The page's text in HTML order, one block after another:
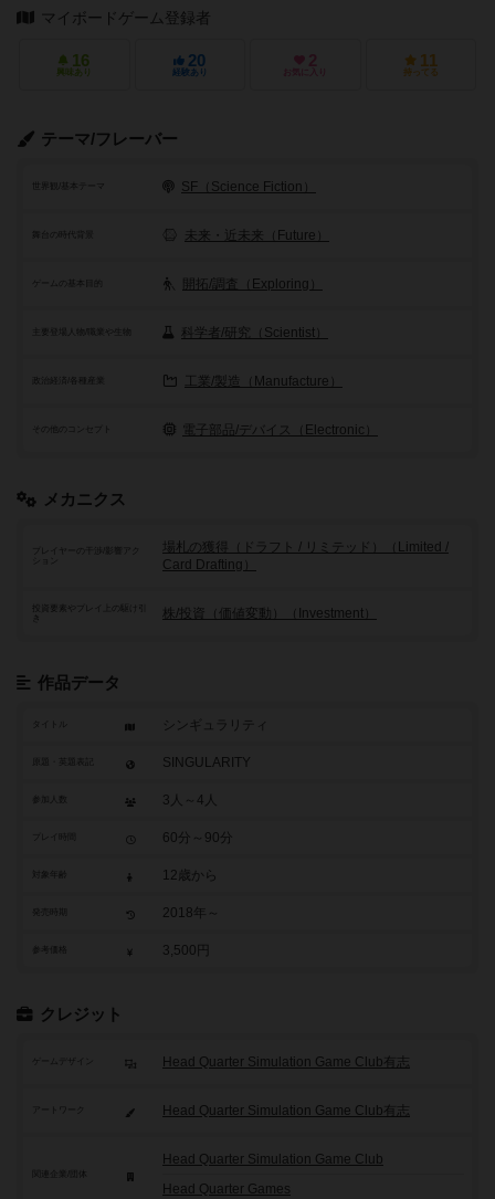
マイボードゲーム登録者
16
興味あり
20
経験あり
2
お気に入り
11
持ってる
テーマ/フレーバー
世界観/基本テーマ SF（Science Fiction）
舞台の時代背景 未来・近未来（Future）
ゲームの基本目的 開拓/調査（Exploring）
科学者/研究（Scientist）
政治経済/各種産業 工業/製造（Manufacture）
その他のコンセプト 電子部品/デバイス（Electronic）
メカニクス
プレイヤーの干渉/影響アク
場札の獲得（ドラフト / リミテッド）（Limited /
Card Drafting）
投資要素やプレイ上の駆け引
き
株/投資（価値変動）（Investment）
作品データ
タイトル シンギュラリティ
SINGULARITY
参加人数 3人～4人
60分～90分
12歳から
2018年～
参考価格 3,500円
クレジット
ゲームデザイン Head Quarter Simulation Game Club有志
アートワーク Head Quarter Simulation Game Club有志
Head Quarter Simulation Game Club
Head Quarter Games